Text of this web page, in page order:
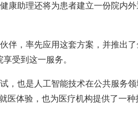
康助理还将为患者建立一份院内
伴，率先应用这套方案，并推出
受到这一服务。
，也是人工智能技术在公共服务
医体验，也为医疗机构提供了一